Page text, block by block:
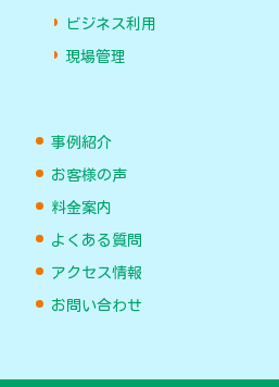
ビジネス利用
現場管理
事例紹介
お客様の声
料金案内
よくある質問
アクセス情報
お問い合わせ